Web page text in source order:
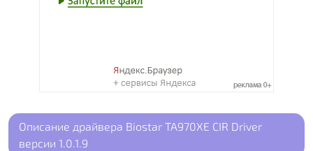
Описание драйвера Biostar TA970XE CIR Driver
версии 1.0.1.9